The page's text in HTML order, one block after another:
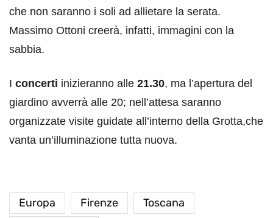
che non saranno i soli ad allietare la serata.
Massimo Ottoni creerà, infatti, immagini con la
sabbia.
I concerti inizieranno alle 21.30, ma l’apertura del
giardino avverrà alle 20; nell’attesa saranno
organizzate visite guidate all’interno della Grotta,che
vanta un’illuminazione tutta nuova.
Europa Firenze
Toscana